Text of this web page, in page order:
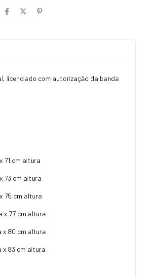
licenciado com autorização da banda
71 cm altura
73 cm altura
75 cm altura
x 77 cm altura
x 80 cm altura
x 83 cm altura